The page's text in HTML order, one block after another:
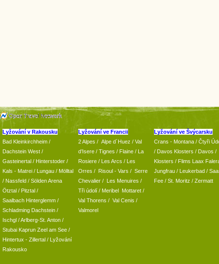
Lyžování v Rakousku
Bad Kleinkirchheim /
Dachstein West /
Gasteinertal / Hinterstoder /
Kals - Matrei / Lungau / Mölltal
/ Nassfeld / Sölden Arena
Ötztal / Pitztal /
Saalbach Hinterglemm /
Schladming Dachstein /
Ischgl /Arlberg-St. Anton /
Stubai Kaprun Zeel am See /
Hintertux - Zillertal / Lyžování
Rakousko
Lyžování ve Francii
2 Alpes / Alpe d´Huez / Val
d’Isere / Tignes / Flaine / La
Rosiere / Les Arcs / Les
Orres / Risoul - Vars / Serre
Chevalier / Les Menuires /
Tři údolí / Meribel Mottaret /
Val Thorens / Val Cenis /
Valmorel
Lyžování ve Švýcarsku
Crans - Montana / Čtyři
/ Davos Klosters / Davos /
Klosters / Flims Laax
Jungfrau / Leukerbad /
Fee / St. Moritz / Zermatt